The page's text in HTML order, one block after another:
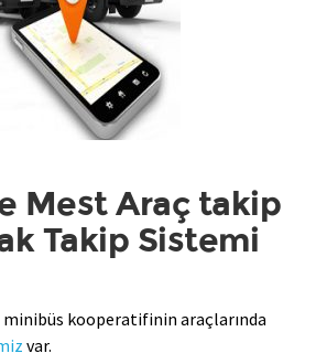
Mest Araç takip
Takip Sistemi
minibüs kooperatifinin araçlarında
var.